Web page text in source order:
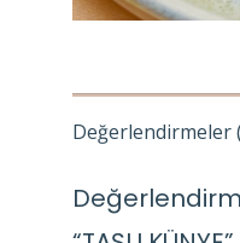
Değerlendirmeler